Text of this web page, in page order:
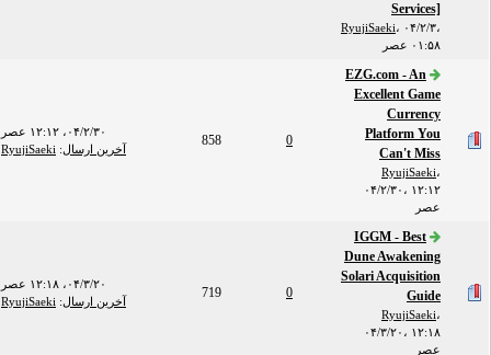
Services]
RyujiSaeki ،۰۴/۲/۳،
۰۱:۵۸ عصر
EZG.com - An
Excellent Game
Currency
Platform You
Can't Miss
RyujiSaeki
۰۴/۲/۳۰، ۱۲:۱۲
عصر
858
۰۴/۲/۳۰، ۱۲:۱۲ عصر
آخرین ارسال:
RyujiSaeki
IGGM - Best
Dune Awakening
Solari Acquisition
Guide
RyujiSaeki
۰۴/۳/۲۰، ۱۲:۱۸
عصر
719
۰۴/۳/۲۰، ۱۲:۱۸ عصر
آخرین ارسال:
RyujiSaeki